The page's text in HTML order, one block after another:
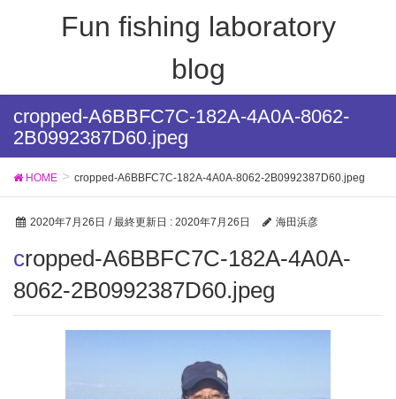
Fun fishing laboratory
blog
cropped-A6BBFC7C-182A-4A0A-8062-
2B0992387D60.jpeg
HOME cropped-A6BBFC7C-182A-4A0A-8062-2B0992387D60.jpeg
2020年7月26日 / 最終更新日 : 2020年7月26日 海田浜彦
cropped-A6BBFC7C-182A-4A0A-
8062-2B0992387D60.jpeg